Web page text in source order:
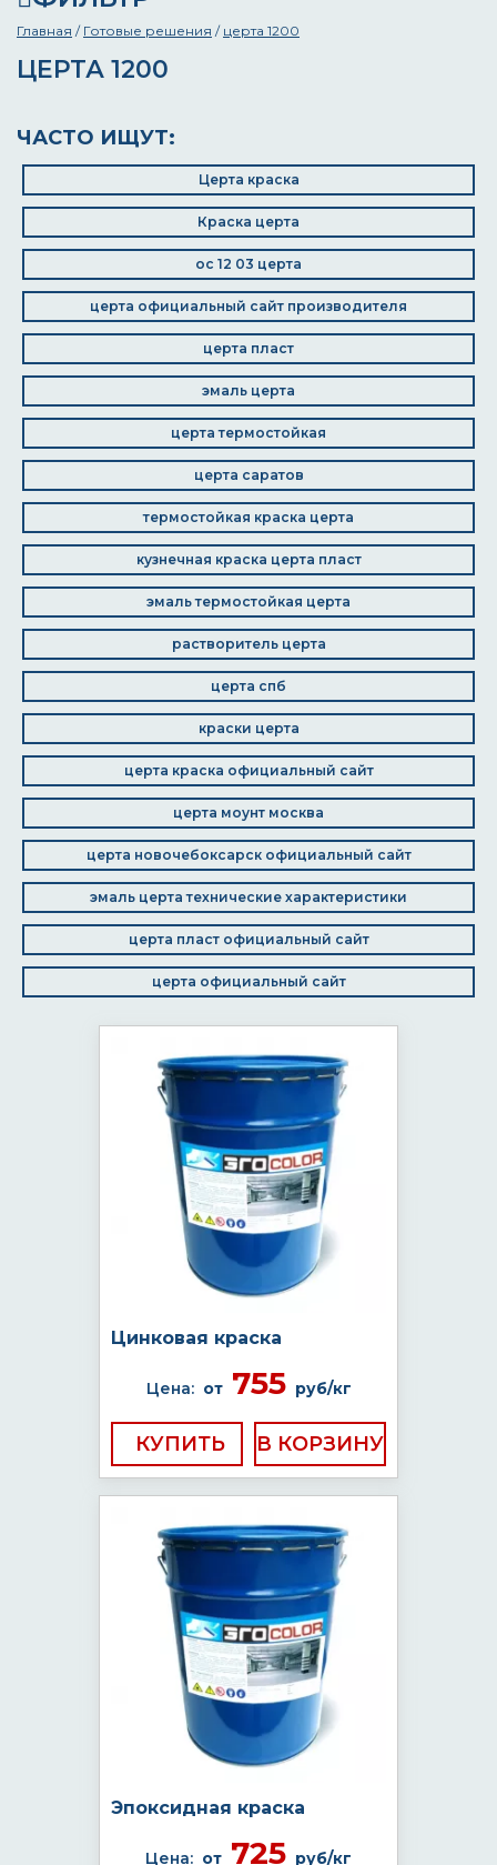
Главная / Готовые решения / церта 1200
ЦЕРТА 1200
ЧАСТО ИЩУТ:
Церта краска
Краска церта
ос 12 03 церта
церта официальный сайт производителя
церта пласт
эмаль церта
церта термостойкая
церта саратов
термостойкая краска церта
кузнечная краска церта пласт
эмаль термостойкая церта
растворитель церта
церта спб
краски церта
церта краска официальный сайт
церта моунт москва
церта новочебоксарск официальный сайт
эмаль церта технические характеристики
церта пласт официальный сайт
церта официальный сайт
Цинковая краска
Цена: от755 руб/кг
КУПИТЬ
Эпоксидная краска
Цена: от 725 руб/кг